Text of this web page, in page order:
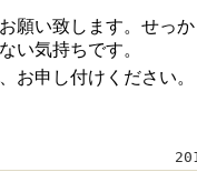
願い致します。せっ
い気持ちです。
お申し付けください。